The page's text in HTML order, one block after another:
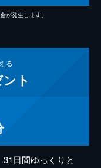
が発生します。
る
ト
日間ゆっくりと